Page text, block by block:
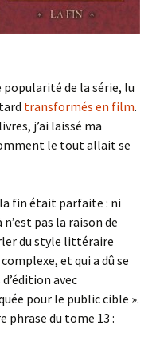
popularité de la série, lu
transformés en film.
j’ai laissé ma
le tout allait se
fin était parfaite : ni
pas la raison de
du style littéraire
et qui a dû se
avec
pour le public cible ».
phrase du tome 13 :